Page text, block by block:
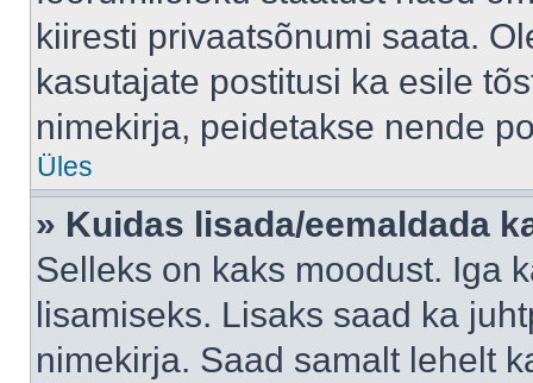
kiiresti privaatsõnumi saata.
kasutajate postitusi ka esile
nimekirja, peidetakse nende
Üles
» Kuidas lisada/eemaldada
Selleks on kaks moodust. Iga
lisamiseks. Lisaks saad ka
nimekirja. Saad samalt lehelt